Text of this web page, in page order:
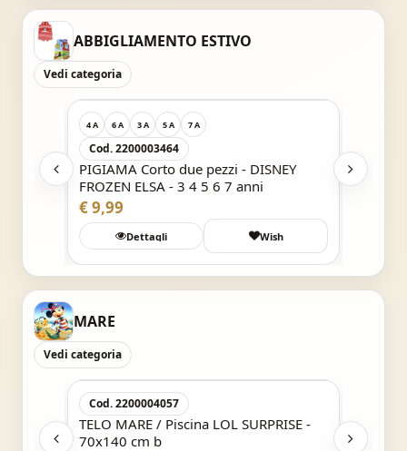
ABBIGLIAMENTO ESTIVO
Vedi categoria
4 A 6 A 3 A 5 A 7 A
Cod. 2200003464
PIGIAMA Corto due pezzi - DISNEY
FROZEN ELSA - 3 4 5 6 7 anni
€ 9,99
Dettagli Wish
MARE
Vedi categoria
Cod. 2200004057
TELO MARE / Piscina LOL SURPRISE -
70x140 cm b
TELO